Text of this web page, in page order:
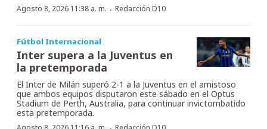
Agosto 8, 2026 11:38 a. m. · Redacción D10
Fútbol Internacional
Inter supera a la Juventus en
la pretemporada
El Inter de Milán superó 2-1 a la Juventus en el amistoso
que ambos equipos disputaron este sábado en el Optus
Stadium de Perth, Australia, para continuar invictombatido
esta pretemporada.